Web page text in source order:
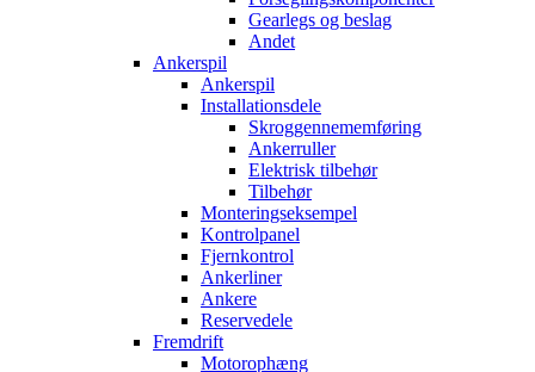
Gearlegs og beslag
Andet
Ankerspil
Ankerspil
Installationsdele
Skroggennememføring
Ankerruller
Elektrisk tilbehør
Tilbehør
Monteringseksempel
Kontrolpanel
Fjernkontrol
Ankerliner
Ankere
Reservedele
Fremdrift
Motorophæng